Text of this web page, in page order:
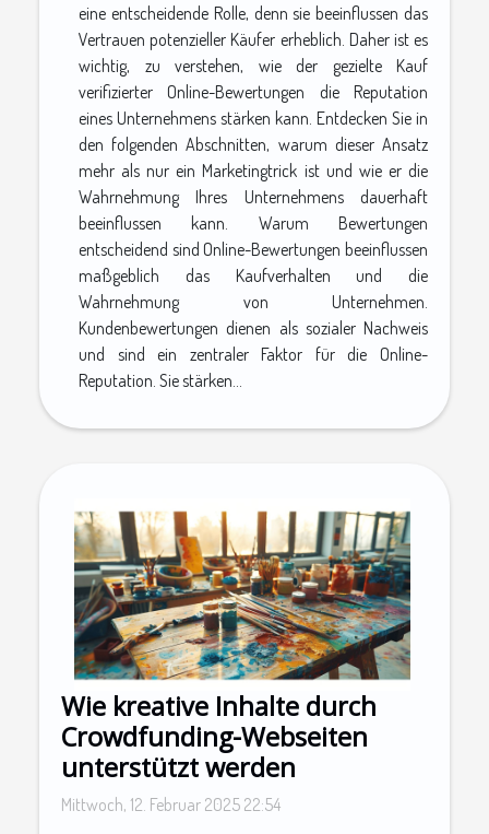
eine entscheidende Rolle, denn sie beeinflussen das
Vertrauen potenzieller Käufer erheblich. Daher ist es
wichtig, zu verstehen, wie der gezielte Kauf
verifizierter Online-Bewertungen die Reputation
eines Unternehmens stärken kann. Entdecken Sie in
den folgenden Abschnitten, warum dieser Ansatz
mehr als nur ein Marketingtrick ist und wie er die
Wahrnehmung Ihres Unternehmens dauerhaft
beeinflussen kann. Warum Bewertungen
entscheidend sind Online-Bewertungen beeinflussen
maßgeblich das Kaufverhalten und die
Wahrnehmung von Unternehmen.
Kundenbewertungen dienen als sozialer Nachweis
und sind ein zentraler Faktor für die Online-
Reputation. Sie stärken...
Wie kreative Inhalte durch
Crowdfunding-Webseiten
unterstützt werden
Mittwoch, 12. Februar 2025 22:54